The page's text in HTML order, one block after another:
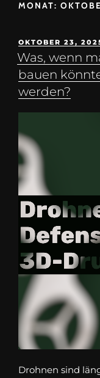
MONAT:
OKTOBER 23,
Was, wenn
bauen
werden?
Drohnen sind